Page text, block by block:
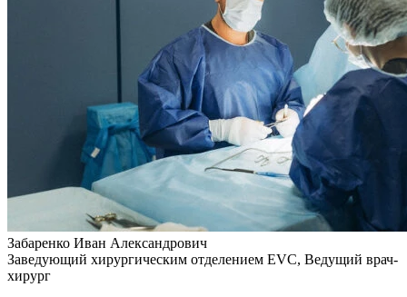
Забаренко Иван Александрович
Заведующий хирургическим отделением EVC, Ведущий врач-
хирург